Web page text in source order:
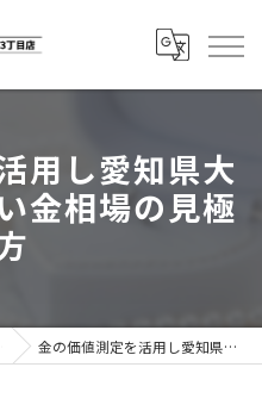
用し愛知県大
金相場の見極
金の価値測定を活用し愛知県大府市で今知りたい金相場の見極め方